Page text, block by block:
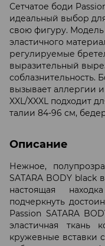
Сетчатое боди
идеальный выбор
свою фигуру. Модель
эластичного
регулируемые
выразительный
соблазнительность.
вызывает аллергии
XXL/XXXL подходит
талии 84-96 см, бедер
Описание
Нежное,
SATARA BODY
настоящая
подчеркнуть
Passion SATARA
эластичная ткань
кружевные вставки